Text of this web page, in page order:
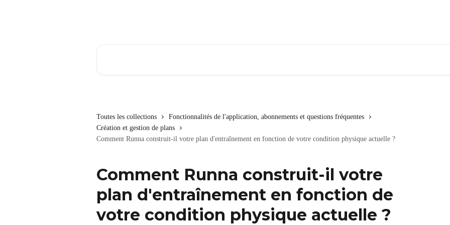
Toutes les collections
Fonctionnalités de l'application, abonnements et questions fréquentes
Création et gestion de plans
Comment Runna construit-il votre plan d'entraînement en fonction de votre condition physique actuelle ?
Comment Runna construit-il votre
plan d'entraînement en fonction de
votre condition physique actuelle ?